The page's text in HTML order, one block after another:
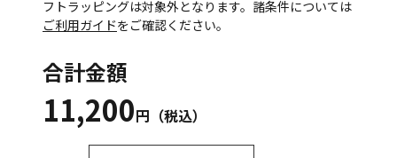
フトラッピングは対象外となります。諸条件については
ご利用ガイドをご確認ください。
合計金額
11,200円（税込）